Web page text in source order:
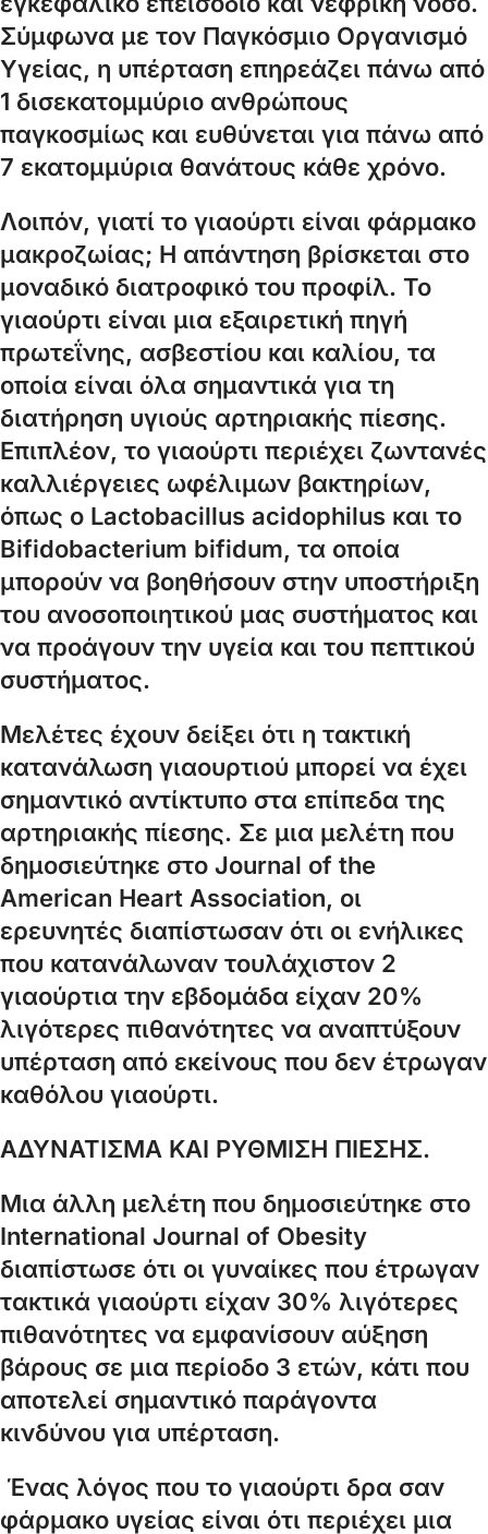
Σύμφωνα με τον Παγκόσμιο Οργανισμό
Υγείας, η υπέρταση επηρεάζει πάνω από
1 δισεκατομμύριο ανθρώπους
παγκοσμίως και ευθύνεται για πάνω από
7 εκατομμύρια θανάτους κάθε χρόνο.
Λοιπόν, γιατί το γιαούρτι είναι φάρμακο
μακροζωίας; Η απάντηση βρίσκεται στο
μοναδικό διατροφικό του προφίλ. Το
γιαούρτι είναι μια εξαιρετική πηγή
πρωτεΐνης, ασβεστίου και καλίου, τα
οποία είναι όλα σημαντικά για τη
διατήρηση υγιούς αρτηριακής πίεσης.
Επιπλέον, το γιαούρτι περιέχει ζωντανές
καλλιέργειες ωφέλιμων βακτηρίων,
όπως ο Lactobacillus acidophilus και το
Bifidobacterium bifidum, τα οποία
μπορούν να βοηθήσουν στην υποστήριξη
του ανοσοποιητικού μας συστήματος και
να προάγουν την υγεία και του πεπτικού
συστήματος.
Μελέτες έχουν δείξει ότι η τακτική
κατανάλωση γιαουρτιού μπορεί να έχει
σημαντικό αντίκτυπο στα επίπεδα της
αρτηριακής πίεσης. Σε μια μελέτη που
δημοσιεύτηκε στο Journal of the
American Heart Association, οι
ερευνητές διαπίστωσαν ότι οι ενήλικες
που κατανάλωναν τουλάχιστον 2
γιαούρτια την εβδομάδα είχαν 20%
λιγότερες πιθανότητες να αναπτύξουν
υπέρταση από εκείνους που δεν έτρωγαν
καθόλου γιαούρτι.
ΑΔΥΝΑΤΙΣΜΑ ΚΑΙ ΡΥΘΜΙΣΗ ΠΙΕΣΗΣ.
Μια άλλη μελέτη που δημοσιεύτηκε στο
International Journal of Obesity
διαπίστωσε ότι οι γυναίκες που έτρωγαν
τακτικά γιαούρτι είχαν 30% λιγότερες
πιθανότητες να εμφανίσουν αύξηση
βάρους σε μια περίοδο 3 ετών, κάτι που
αποτελεί σημαντικό παράγοντα
κινδύνου για υπέρταση.
Ένας λόγος που το γιαούρτι δρα σαν
φάρμακο υγείας είναι ότι περιέχει μια